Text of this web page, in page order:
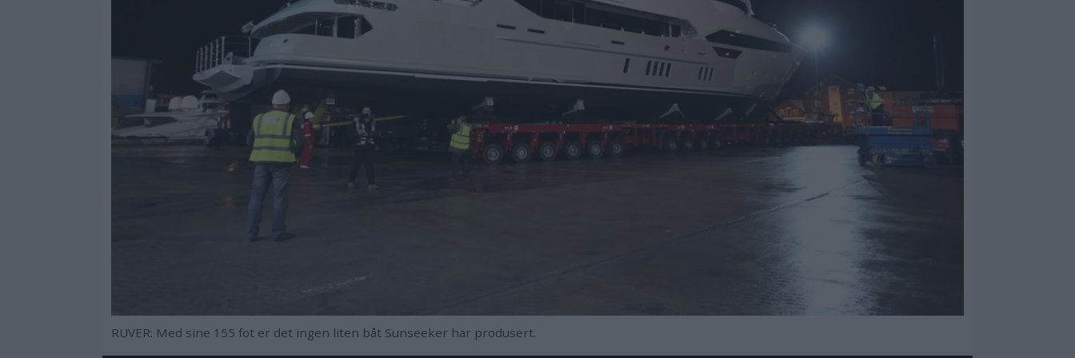
RUVER: Med sine 155 fot er det ingen liten båt Sunseeker har produsert.